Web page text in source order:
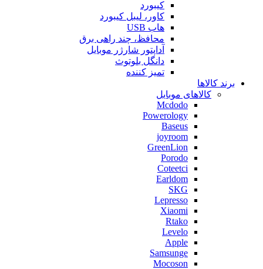
کیبورد
کاور، لیبل کیبورد
هاب USB
محافظ، چند راهی برق
آداپتور شارژر موبایل
دانگل بلوتوث
تمیز کننده
برند کالاها
کالاهای موبایل
Mcdodo
Powerology
Baseus
joyroom
GreenLion
Porodo
Coteetci
Earldom
SKG
Lepresso
Xiaomi
Rtako
Levelo
Apple
Samsunge
Mocoson